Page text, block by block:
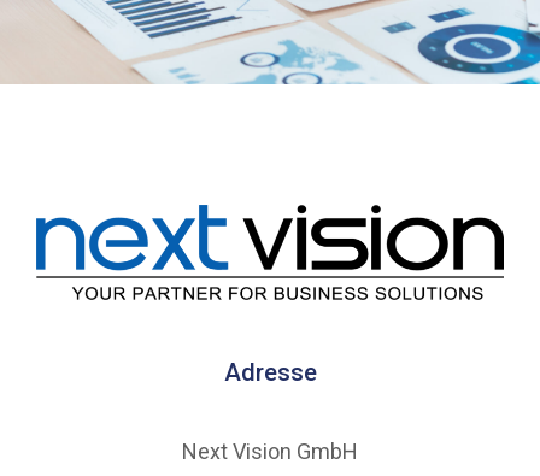
Adresse
Next Vision GmbH